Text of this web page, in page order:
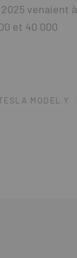
venaient à
et 40 000
MODEL Y